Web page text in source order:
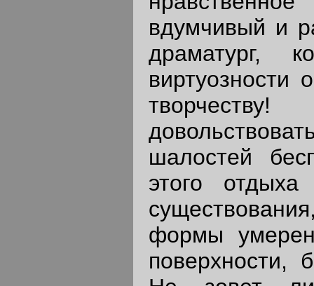
вдумчивый и
драматург,
виртуозности
шалостей
этого
формы
поверхности,